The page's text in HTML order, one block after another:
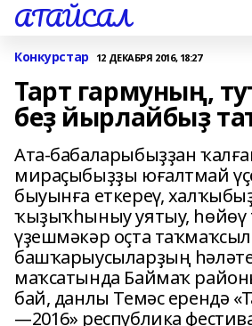
АТАЙСАЛ
Конкурстар 12 ДЕКАБРЯ 2016, 18:27
Тарт гармуның,
беҙ йырлайбыҙ
Ата-бабаларыбыҙҙан
мираҫыбыҙҙы юғалтмай
быуынға еткереү,
ҡыҙыҡһыныу уятыу, һөйөү
үҙешмәкәр оҫта
башҡарыусыларҙың
маҡсатында Баймаҡ
бай, данлы Темәс ерендә
—2016» республика